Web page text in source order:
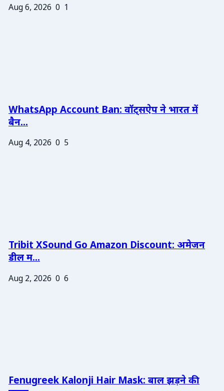
Aug 6, 2026 0 1
WhatsApp Account Ban: वॉट्सऐप ने भारत में
बैन...
Aug 4, 2026 0 5
Tribit XSound Go Amazon Discount: अमेजन
डील म...
Aug 2, 2026 0 6
Fenugreek Kalonji Hair Mask: बाल झड़ने की